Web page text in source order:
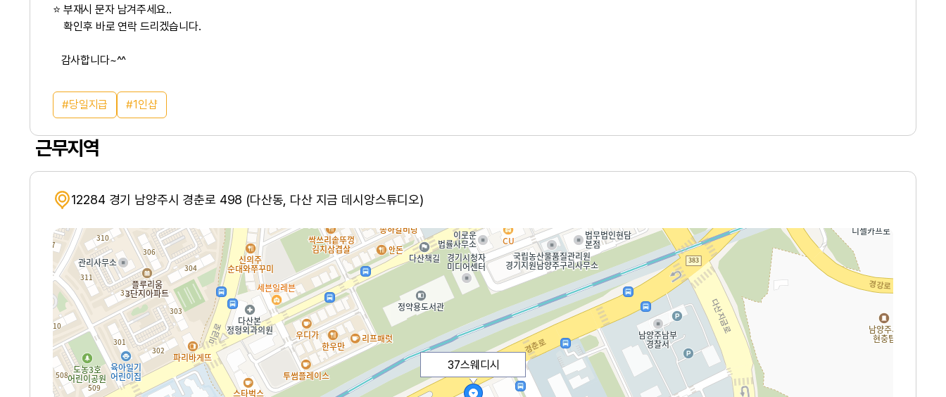
⭐ 부재시 문자 남겨주세요..
확인후 바로 연락 드리겠습니다.
감사합니다~^^
당일지급 1인샵
근무지역
12284 경기 남양주시 경춘로 498 (다산동, 다산 지금 데시앙스튜디오)
37스웨디시